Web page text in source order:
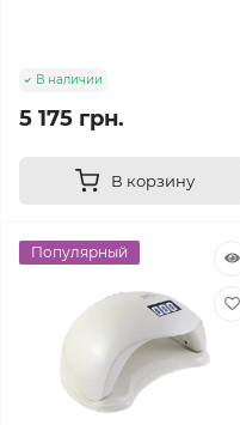
В наличии
5 175 грн.
В корзину
Популярный